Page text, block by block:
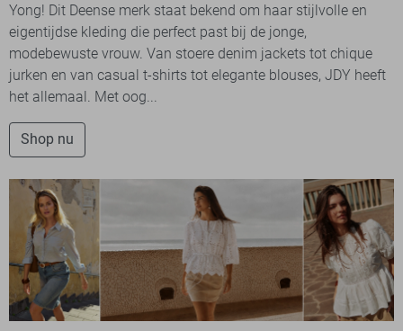
Yong! Dit Deense merk staat bekend om haar stijlvolle en
eigentijdse kleding die perfect past bij de jonge,
modebewuste vrouw. Van stoere denim jackets tot chique
jurken en van casual t-shirts tot elegante blouses, JDY heeft
het allemaal. Met oog...
Shop nu